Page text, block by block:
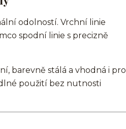
odolností. Vrchní linie
spodní linie s precizně
barevně stálá a vhodná i pro
použití bez nutnosti